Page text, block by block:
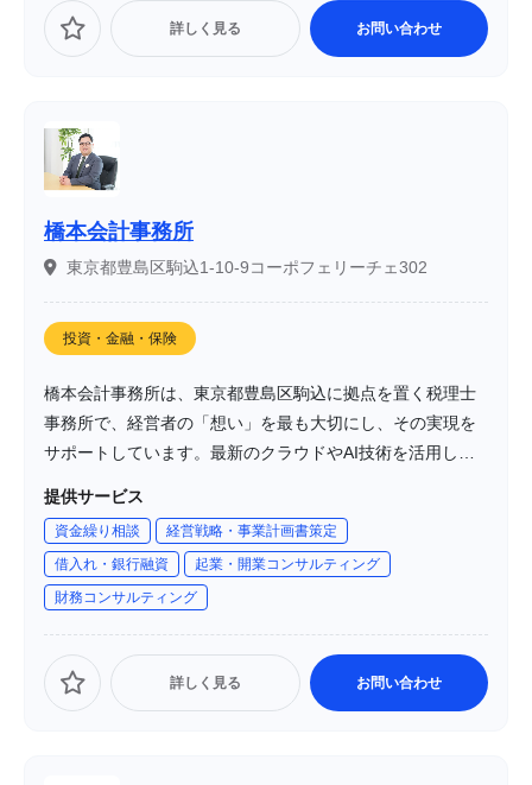
詳しく見る お問い合わせ
橋本会計事務所
東京都豊島区駒込1-10-9コーポフェリーチェ302
投資・金融・保険
橋本会計事務所は、東京都豊島区駒込に拠点を置く税理士
事務所で、経営者の「想い」を最も大切にし、その実現を
サポートしています。最新のクラウドやAI技術を活用し、
提供サービス
資金繰り相談
経営戦略・事業計画書策定
借入れ・銀行融資
起業・開業コンサルティング
財務コンサルティング
詳しく見る お問い合わせ